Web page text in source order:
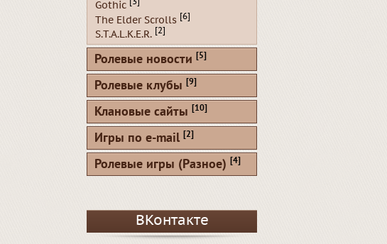
Gothic
The Elder Scrolls [6]
S.T.A.L.K.E.R. [2]
Ролевые новости [5]
Ролевые клубы [9]
Клановые сайты [10]
Игры по e-mail [2]
Ролевые игры (Разное) [4]
ВКонтакте